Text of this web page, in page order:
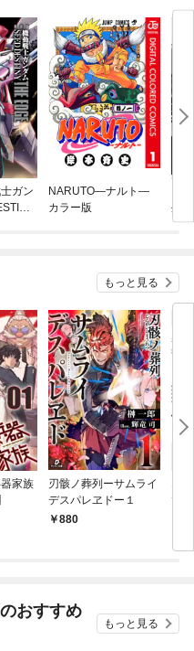
ガン
NARUTO—ナルト—
カラー版
外
リ
もっと見る
器家族
刃骸ノ葬列ーサムライ
デスパレヱドー１
880
で
おすすめ
もっと見る